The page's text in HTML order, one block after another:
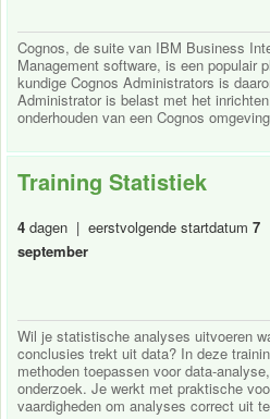
Cognos, de suite van IBM Business
Management software, is een populair
kundige Cognos Administrators is
Administrator is belast met het
onderhouden van een Cognos
Training Statistiek
4 dagen | eerstvolgende startdatum 7
september
Wil je statistische analyses uitvoeren
conclusies trekt uit data? In deze
methoden toepassen voor data-
onderzoek. Je werkt met praktische
vaardigheden om analyses correct uit